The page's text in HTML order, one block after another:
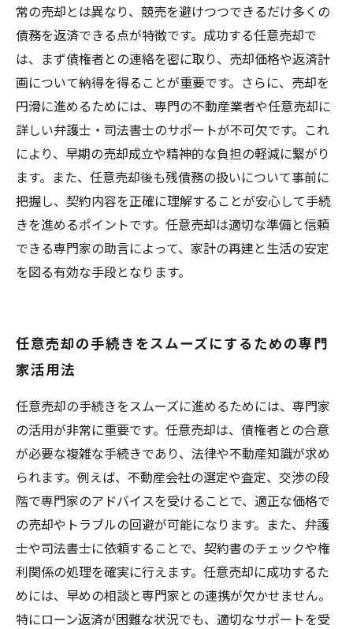
常の売却とは異なり、競売を避けつつできるだけ多くの
債務を返済できる点が特徴です。成功する任意売却で
は、まず債権者との連絡を密に取り、売却価格や返済計
画について納得を得ることが重要です。さらに、売却を
円滑に進めるためには、専門の不動産業者や任意売却に
詳しい弁護士・司法書士のサポートが不可欠です。これ
により、早期の売却成立や精神的な負担の軽減に繋がり
ます。また、任意売却後も残債務の扱いについて事前に
把握し、契約内容を正確に理解することが安心して手続
きを進めるポイントです。任意売却は適切な準備と信頼
できる専門家の助言によって、家計の再建と生活の安定
を図る有効な手段となります。
任意売却の手続きをスムーズにするための専門
家活用法
任意売却の手続きをスムーズに進めるためには、専門家
の活用が非常に重要です。任意売却は、債権者との合意
が必要な複雑な手続きであり、法律や不動産知識が求め
られます。例えば、不動産会社の選定や査定、交渉の段
階で専門家のアドバイスを受けることで、適正な価格で
の売却やトラブルの回避が可能になります。また、弁護
士や司法書士に依頼することで、契約書のチェックや権
利関係の処理を確実に行えます。任意売却に成功するた
めには、早めの相談と専門家との連携が欠かせません。
特にローン返済が困難な状況でも、適切なサポートを受